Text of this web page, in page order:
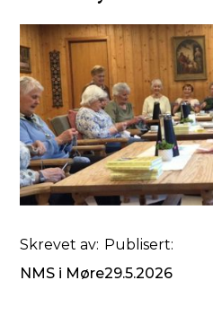
Skrevet av:
NMS i Møre
Publisert:
29.5.2026